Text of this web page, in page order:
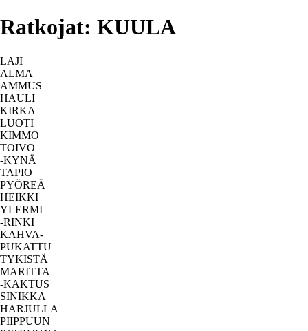
Ratkojat: KUULA
LAJI
ALMA
AMMUS
HAULI
KIRKA
LUOTI
KIMMO
TOIVO
-KYNÄ
TAPIO
PYÖREÄ
HEIKKI
YLERMI
-RINKI
KAHVA-
PUKATTU
TYKISTÄ
MARITTA
-KAKTUS
SINIKKA
HARJULLA
PIIPPUUN